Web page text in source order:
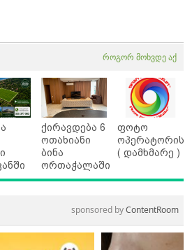
როგორ მოხვდე აქ
ქირავდება 6
ოთახიანი
ბინა
ორთაჭალაში
ფოტო
ოპერატორის
( დამხმარე )
sponsored byContentRoom